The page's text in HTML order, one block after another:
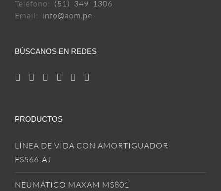
Teléfono: (51) 349 1306
Email: info@aom.pe
BÚSCANOS EN REDES
PRODUCTOS
LÍNEA DE VIDA CON AMORTIGUADOR
FS566-AJ
NEUMÁTICO MAXAM MS801